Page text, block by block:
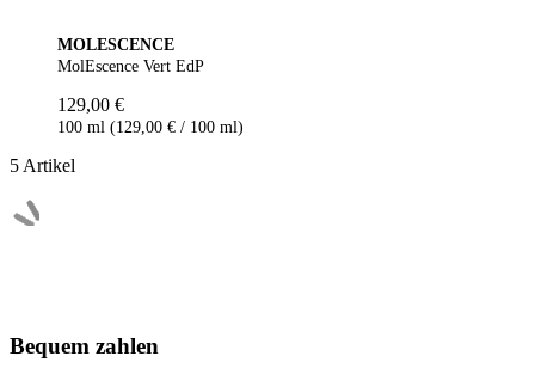
MOLESCENCE
MolEscence Vert EdP
129,00 €
100 ml (129,00 € / 100 ml)
5 Artikel
Bequem zahlen